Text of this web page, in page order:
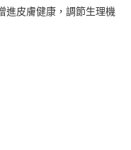
進皮膚健康，調節生理機